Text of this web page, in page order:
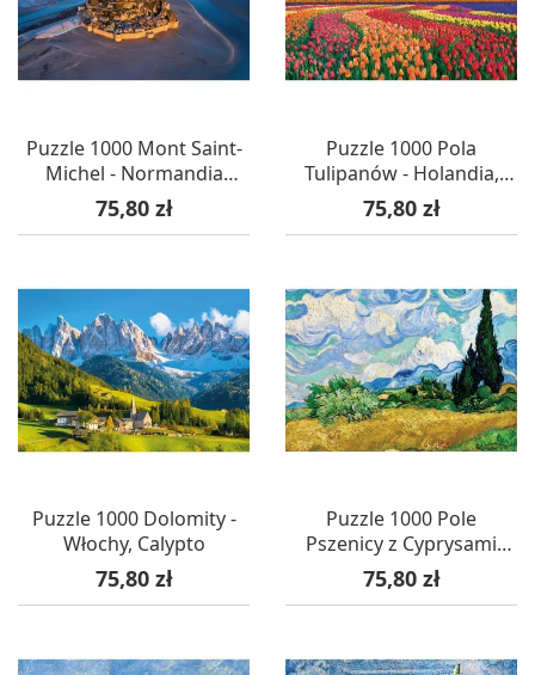
Puzzle 1000 Mont Saint-
Michel - Normandia
(Francja), Calypto
Cena
75,80 zł
Puzzle 1000 Pola
Tulipanów - Holandia,
Calypto
Cena
75,80 zł
Puzzle 1000 Dolomity -
Włochy, Calypto
Cena
75,80 zł
Puzzle 1000 Pole
Pszenicy z Cyprysami
(Van Gogh), Calypto
Cena
75,80 zł